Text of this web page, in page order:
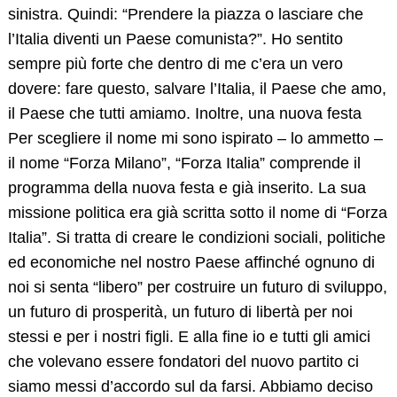
sinistra. Quindi: “Prendere la piazza o lasciare che
l’Italia diventi un Paese comunista?”. Ho sentito
sempre più forte che dentro di me c’era un vero
dovere: fare questo, salvare l’Italia, il Paese che amo,
il Paese che tutti amiamo. Inoltre, una nuova festa
Per scegliere il nome mi sono ispirato – lo ammetto –
il nome “Forza Milano”, “Forza Italia” comprende il
programma della nuova festa e già inserito. La sua
missione politica era già scritta sotto il nome di “Forza
Italia”. Si tratta di creare le condizioni sociali, politiche
ed economiche nel nostro Paese affinché ognuno di
noi si senta “libero” per costruire un futuro di sviluppo,
un futuro di prosperità, un futuro di libertà per noi
stessi e per i nostri figli. E alla fine io e tutti gli amici
che volevano essere fondatori del nuovo partito ci
siamo messi d’accordo sul da farsi. Abbiamo deciso